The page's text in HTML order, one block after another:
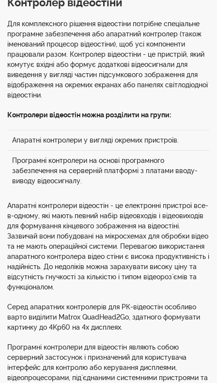
Для комплексного рішення відеостіни потрібне спеціальне
програмне забезпечення або апаратний контролер (також
іменований процесор відеостіни), щоб усі компоненти
працювали разом. Контролер відеостіни - це пристрій, який
комутує вхідні або формує додаткові відеосигнали для
виведення у вигляді частин підсумкового зображення для
відображення на окремих екранах або панелях світлодіодної
відеостіни.
Контролери відеостін можна розділити на групи:
Апаратні контролери у вигляді окремих пристроїв.
Програмні контролери на основі програмного
забезпечення на серверній платформі з платами вводу-
виводу відеосигналу.
Апаратні контролери відеостін - це електронні пристрої все-
в-одному, які мають певний набір відеовходів і відеовиходів
для формування кінцевого зображення на відеостіні.
Зазвичай вони побудовані на мікросхемах для обробки відео
та не мають операційної системи. Перевагою використання
апаратного контролера відео стіни є висока продуктивність і
надійність. До недоліків можна зарахувати високу ціну та
відсутність гнучкості за кількістю і типом відеороз`ємів та
функціоналом.
Серед апаратних контролерів для РК-відеостін особливо
варто виділити Matrox QuadHead2Go, здатного формувати
картинку до 4Kp60 на 4х дисплеях.
Програмні контролери для відеостін являють собою
серверний застосунок і призначений для користувача
інтерфейс для контролю або керування дисплеями,
відеопроцесорами, під`єднаними системними пристроями та